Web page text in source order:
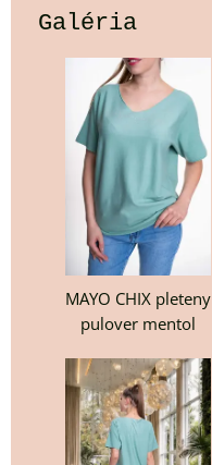
Galéria
MAYO CHIX pleteny
pulover mentol